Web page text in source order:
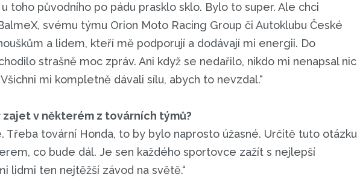
toho původního po pádu prasklo sklo. Bylo to super. Ale chci
svému týmu Orion Moto Racing Group či Autoklubu České
a lidem, kteří mě podporují a dodávají mi energii. Do
strašně moc zpráv. Ani když se nedařilo, nikdo mi nenapsal nic
mi kompletně dávali sílu, abych to nevzdal.“
zajet v některém z továrních týmů?
Třeba tovární Honda, to by bylo naprosto úžasné. Určitě tuto otázku
co bude dál. Je sen každého sportovce zažít s nejlepší
lidmi ten nejtěžší závod na světě.“